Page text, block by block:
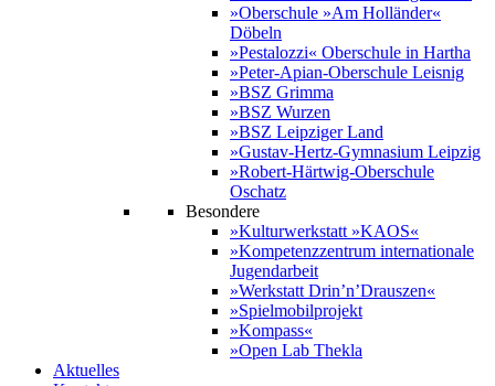
»Oberschule »Am Holländer«
Döbeln
»Pestalozzi« Oberschule in Hartha
»Peter-Apian-Oberschule Leisnig
»BSZ Grimma
»BSZ Wurzen
»BSZ Leipziger Land
»Gustav-Hertz-Gymnasium Leipzig
»Robert-Härtwig-Oberschule
Oschatz
Besondere
»Kulturwerkstatt »KAOS«
»Kompetenzzentrum internationale
Jugendarbeit
»Werkstatt Drin’n’Drauszen«
»Spielmobilprojekt
»Kompass«
»Open Lab Thekla
Aktuelles